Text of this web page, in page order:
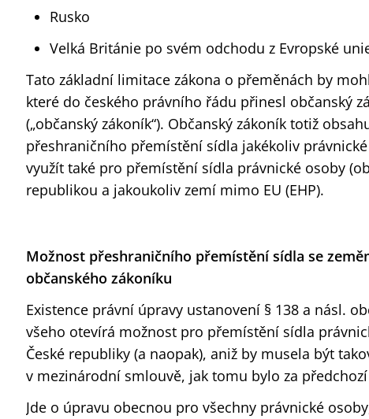
Rusko
Velká Británie po svém odchodu z Evropské
Tato základní limitace zákona o přeměnách by
které do českého právního řádu přinesl občanský
(„občanský zákoník“). Občanský zákoník totiž
přeshraničního přemístění sídla jakékoliv
využít také pro přemístění sídla právnické osoby
republikou a jakoukoliv zemí mimo EU (EHP).
Možnost přeshraničního přemístění sídla se
občanského zákoníku
Existence právní úpravy ustanovení § 138 a násl.
všeho otevírá možnost pro přemístění sídla
České republiky (a naopak), aniž by musela být
v mezinárodní smlouvě, jak tomu bylo za
Jde o úpravu obecnou pro všechny právnické